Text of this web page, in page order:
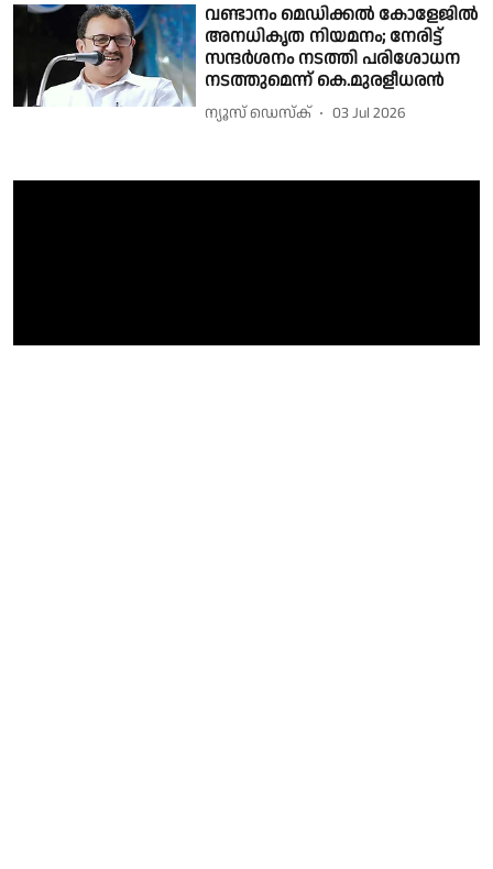
വണ്ടാനം മെഡിക്കൽ കോളേജിൽ
അനധികൃത നിയമനം; നേരിട്ട്
സന്ദർശനം നടത്തി പരിശോധന
നടത്തുമെന്ന് കെ.മുരളീധരൻ
ന്യൂസ് ഡെസ്ക് 03 Jul 2026